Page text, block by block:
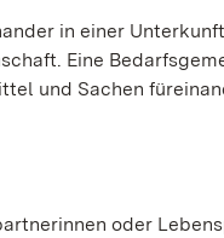
in einer
Eine
und Sachen
oder